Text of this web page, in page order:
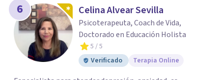
6 Celina Alvear Sevilla
Psicoterapeuta, Coach de Vida,
Doctorado en Educación Holista
5 / 5
Verificado
Terapia Online